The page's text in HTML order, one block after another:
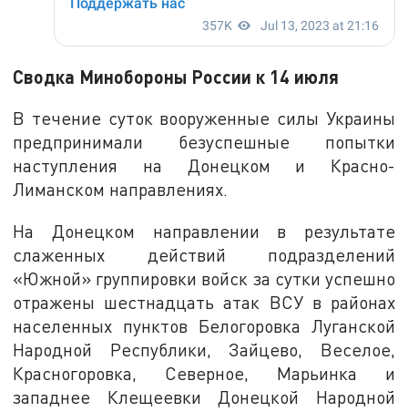
Сводка Минобороны России к 14 июля
В течение суток вооруженные силы Украины
предпринимали безуспешные попытки
наступления на Донецком и Красно-
Лиманском направлениях.
На Донецком направлении в результате
слаженных действий подразделений
«Южной» группировки войск за сутки успешно
отражены шестнадцать атак ВСУ в районах
населенных пунктов Белогоровка Луганской
Народной Республики, Зайцево, Веселое,
Красногоровка, Северное, Марьинка и
западнее Клещеевки Донецкой Народной